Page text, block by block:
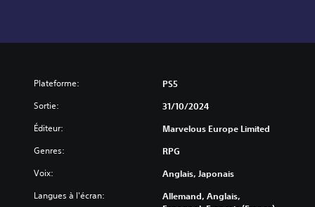
Plateforme: PS5
Sortie: 31/10/2024
Éditeur: Marvelous Europe Limited
Genres: RPG
Voix: Anglais, Japonais
Langues à l'écran:
Allemand, Anglais,